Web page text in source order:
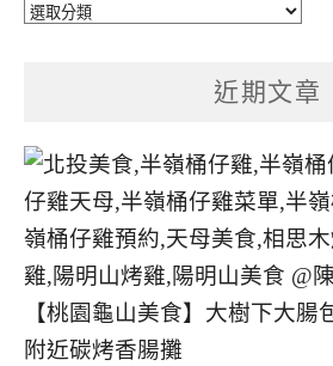
文
近期文章
【桃園龜山美食】大樹下大腸
附近碳烤香腸攤